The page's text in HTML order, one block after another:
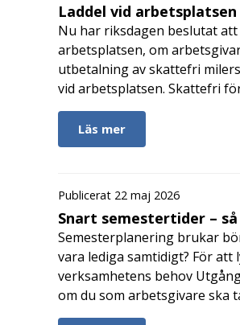
Laddel vid
Nu har riksdagen beslutat
arbetsplatsen, om
utbetalning av skattefri
vid arbetsplatsen. Skattefri
Läs mer
Publicerat 22 maj 2026
Snart semestertider –
Semesterplanering brukar
vara lediga samtidigt? För
verksamhetens behov
om du som arbetsgivare ska